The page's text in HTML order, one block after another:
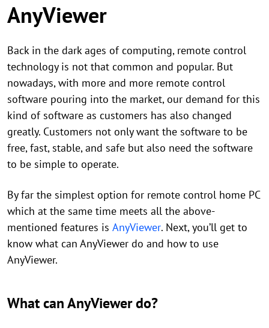
AnyViewer
Back in the dark ages of computing, remote control
technology is not that common and popular. But
nowadays, with more and more remote control
software pouring into the market, our demand for this
kind of software as customers has also changed
greatly. Customers not only want the software to be
free, fast, stable, and safe but also need the software
to be simple to operate.
By far the simplest option for remote control home PC
which at the same time meets all the above-
mentioned features is AnyViewer. Next, you’ll get to
know what can AnyViewer do and how to use
AnyViewer.
What can AnyViewer do?